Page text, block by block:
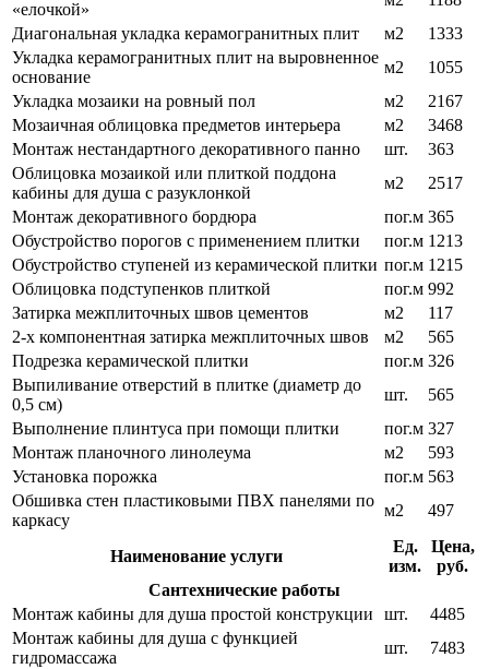
«елочкой»
Диагональная укладка керамогранитных плит
м2
1333
Укладка керамогранитных плит на выровненное
основание
м2
1055
Укладка мозаики на ровный пол
м2
2167
Мозаичная облицовка предметов интерьера
м2
3468
Монтаж нестандартного декоративного панно
шт.
363
Облицовка мозаикой или плиткой поддона
кабины для душа с разуклонкой
м2
2517
Монтаж декоративного бордюра
пог.м 365
Обустройство порогов с применением плитки
пог.м 1213
Обустройство ступеней из керамической плитки пог.м 1215
Облицовка подступенков плиткой
пог.м 992
Затирка межплиточных швов цементов
м2
117
2-х компонентная затирка межплиточных швов
м2
565
Подрезка керамической плитки
пог.м 326
Выпиливание отверстий в плитке (диаметр до
0,5 см)
шт.
565
Выполнение плинтуса при помощи плитки
пог.м 327
Монтаж планочного линолеума
м2
593
Установка порожка
пог.м 563
Обшивка стен пластиковыми ПВХ панелями по
каркасу
м2 497
Наименование услуги
Ед.
изм.
Цена,
руб.
Сантехнические работы
Монтаж кабины для душа простой конструкции
шт.
4485
Монтаж кабины для душа с функцией
гидромассажа
шт.
7483